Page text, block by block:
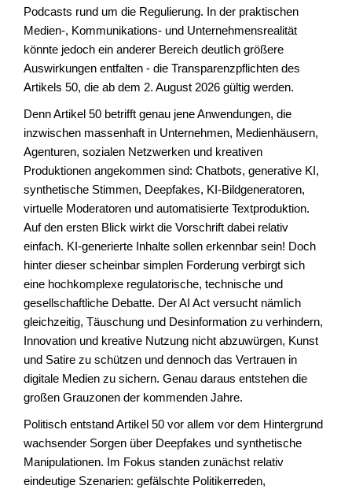
Podcasts rund um die Regulierung. In der praktischen
Medien-, Kommunikations- und Unternehmensrealität
könnte jedoch ein anderer Bereich deutlich größere
Auswirkungen entfalten - die Transparenzpflichten des
Artikels 50, die ab dem 2. August 2026 gültig werden.
Denn Artikel 50 betrifft genau jene Anwendungen, die
inzwischen massenhaft in Unternehmen, Medienhäusern,
Agenturen, sozialen Netzwerken und kreativen
Produktionen angekommen sind: Chatbots, generative KI,
synthetische Stimmen, Deepfakes, KI-Bildgeneratoren,
virtuelle Moderatoren und automatisierte Textproduktion.
Auf den ersten Blick wirkt die Vorschrift dabei relativ
einfach. KI-generierte Inhalte sollen erkennbar sein! Doch
hinter dieser scheinbar simplen Forderung verbirgt sich
eine hochkomplexe regulatorische, technische und
gesellschaftliche Debatte. Der AI Act versucht nämlich
gleichzeitig, Täuschung und Desinformation zu verhindern,
Innovation und kreative Nutzung nicht abzuwürgen, Kunst
und Satire zu schützen und dennoch das Vertrauen in
digitale Medien zu sichern. Genau daraus entstehen die
großen Grauzonen der kommenden Jahre.
Politisch entstand Artikel 50 vor allem vor dem Hintergrund
wachsender Sorgen über Deepfakes und synthetische
Manipulationen. Im Fokus standen zunächst relativ
eindeutige Szenarien: gefälschte Politikerreden,